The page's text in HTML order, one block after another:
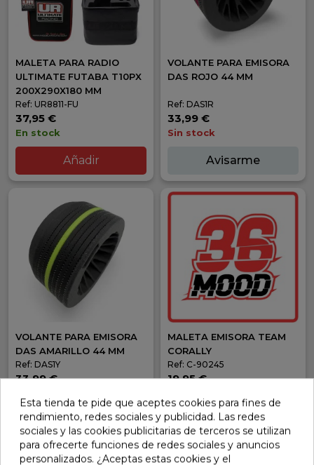
MALETA PARA RADIO
ULTIMATE FUTABA T10PX
200X290X180 MM
Ref: UR8811-FU
37,95 €
En stock
Añadir
VOLANTE PARA EMISORA
DAS ROJO 44 MM
Ref: DAS1R
33,99 €
Sin stock
Avisarme
VOLANTE PARA EMISORA
DAS AMARILLO 44 MM
Ref: DAS1Y
33,99 €
Avisarme
MALETA EMISORA TEAM
CORALLY
Ref: C-90245
19,95 €
Añadir
Esta tienda te pide que aceptes cookies para fines de
rendimiento, redes sociales y publicidad. Las redes
sociales y las cookies publicitarias de terceros se utilizan
para ofrecerte funciones de redes sociales y anuncios
personalizados. ¿Aceptas estas cookies y el